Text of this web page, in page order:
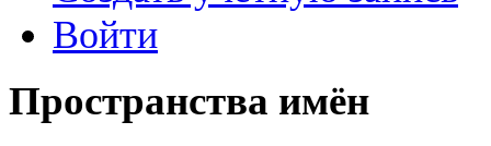
Войти
Пространства имён